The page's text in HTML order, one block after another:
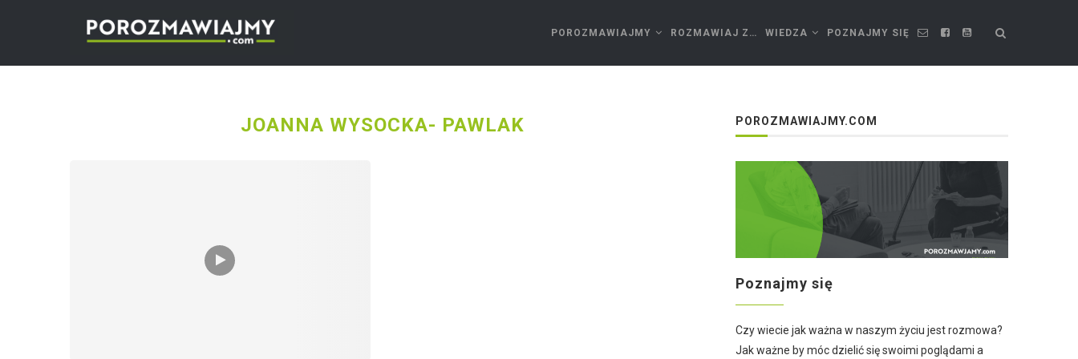
POROZMAWIAJMY ROZMAWIAJ Z… WIEDZA POZNAJMY SIĘ
JOANNA WYSOCKA- PAWLAK POROZMAWIAJMY.COM
Poznajmy się
Czy wiecie jak ważna w naszym życiu jest rozmowa?
Jak ważne by móc dzielić się swoimi poglądami a